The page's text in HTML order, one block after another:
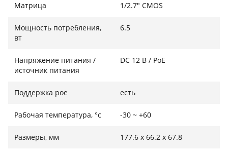
Матрица 1/2.7" CMOS
Мощность потребления,
вт
6.5
Напряжение питания /
источник питания
DC 12 В / PoE
Поддержка poe есть
Рабочая температура, °c -30 ~ +60
Размеры, мм 177.6 x 66.2 x 67.8